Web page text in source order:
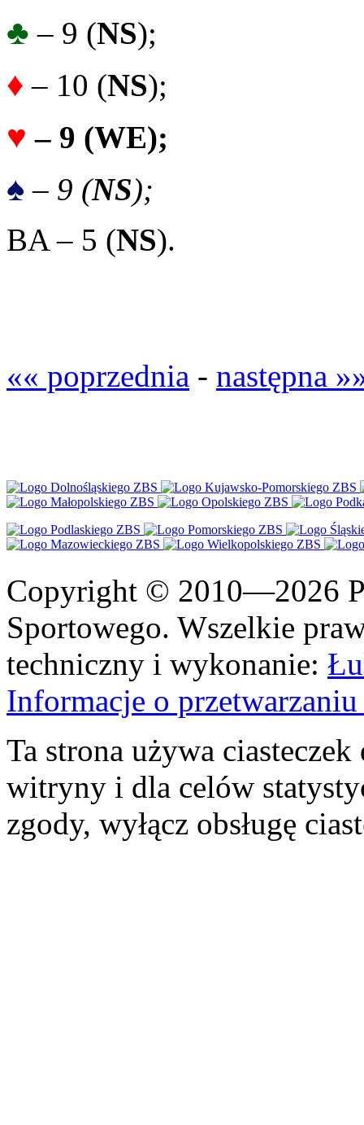
♣ – 9 (NS);
♦ – 10 (NS);
♥ – 9 (WE);
♠ – 9 (NS);
BA – 5 (NS).
«« poprzednia - następna
Copyright © 2010—2026
Sportowego. Wszelkie
techniczny i wykonanie:
Informacje o
Ta strona używa
witryny i dla celów
zgody, wyłącz obsługę